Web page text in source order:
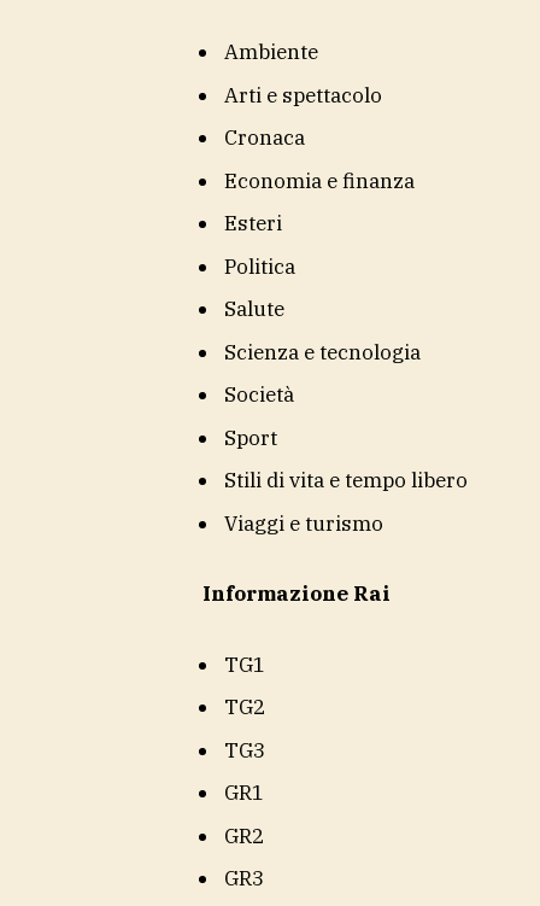
Ambiente
Arti e spettacolo
Cronaca
Economia e finanza
Esteri
Politica
Salute
Scienza e tecnologia
Società
Sport
Stili di vita e tempo libero
Viaggi e turismo
Informazione Rai
TG1
TG2
TG3
GR1
GR2
GR3